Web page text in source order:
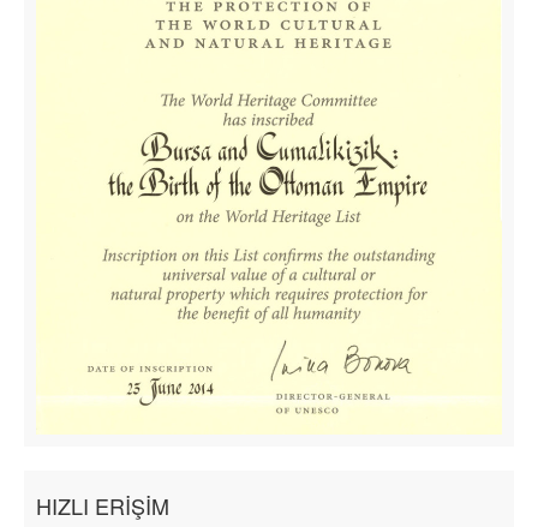
HIZLI ERİŞİM